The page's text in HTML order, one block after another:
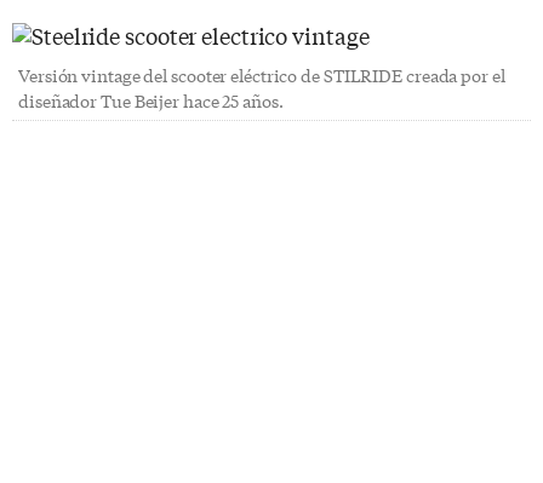
Versión vintage del scooter eléctrico de STILRIDE creada por el
diseñador Tue Beijer hace 25 años.